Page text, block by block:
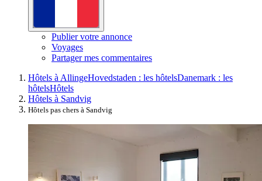
Publier votre annonce
Voyages
Partager mes commentaires
Hôtels à AllingeHovedstaden : les hôtelsDanemark : les
hôtelsHôtels
Hôtels à Sandvig
Hôtels pas chers à Sandvig